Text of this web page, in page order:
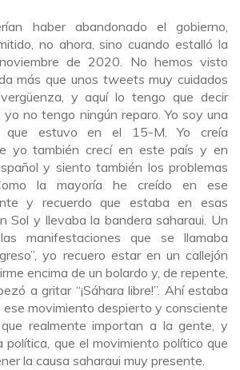
haber abandonado el gobierno,
no ahora, sino cuando estalló la
de 2020. No hemos visto
más que unos tweets muy cuidados
y aquí lo tengo que decir
no tengo ningún reparo. Yo soy una
que estuvo en el 15-M. Yo creía
yo también crecí en este país y en
y siento también los problemas
la mayoría he creído en ese
y recuerdo que estaba en esas
Sol y llevaba la bandera saharaui. Un
manifestaciones que se llamaba
yo recuero estar en un callejón
encima de un bolardo y, de repente,
a gritar “¡Sáhara libre!”. Ahí estaba
ese movimiento despierto y consciente
realmente importan a la gente, y
política, que el movimiento político que
la causa saharaui muy presente.